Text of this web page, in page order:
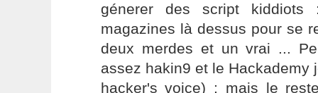
génerer des script
magazines là dessus pour se
deux merdes et un vrai ...
assez hakin9 et le Hackademy
hacker's voice) ; mais le